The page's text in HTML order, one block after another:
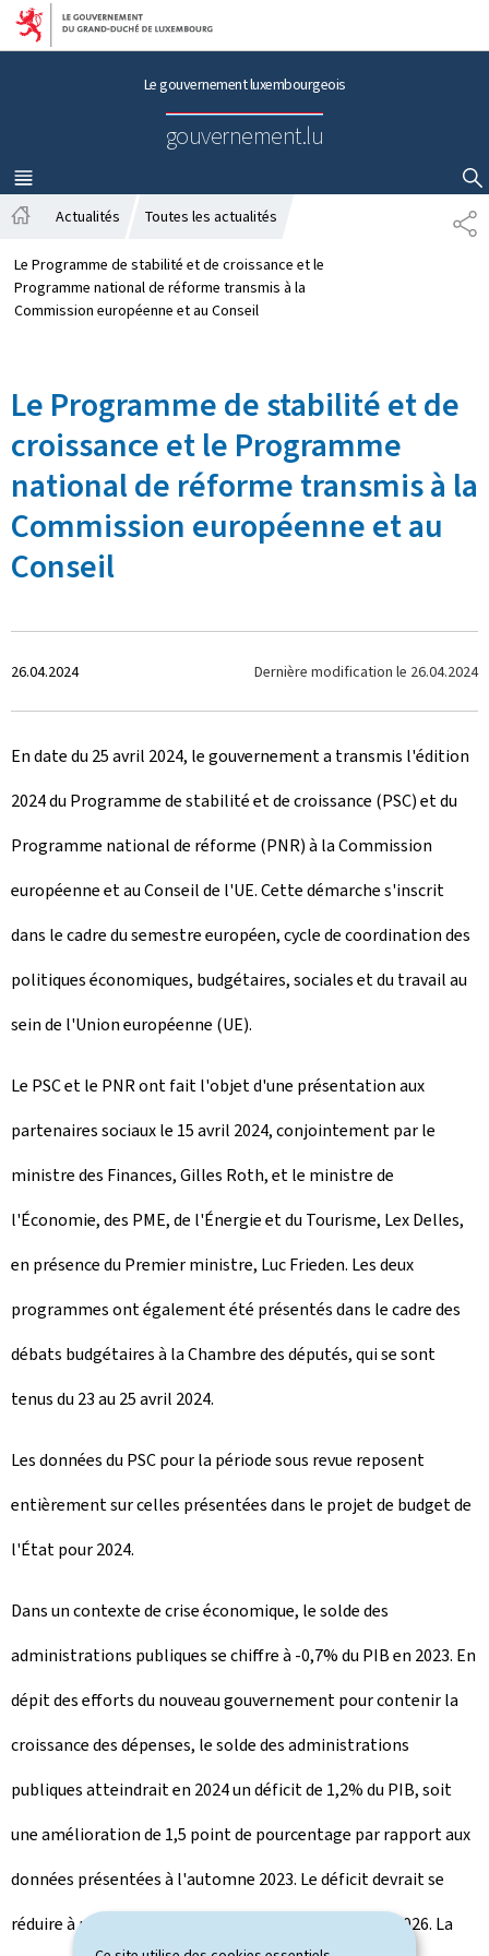
Aller au menu principal
Aller au contenu
Le gouvernement luxembourgeois
gouvernement.lu
MENU
PRINCIPAL
AFFICHER / MASQUER LA RECHERCHE
P
A
c
c
u
Actualités Toutes les actualités
Le Programme de stabilité et de croissance et le
Programme national de réforme transmis à la
Commission européenne et au Conseil
Le Programme de stabilité et de
croissance et le Programme
national de réforme transmis à la
Commission européenne et au
Conseil
C
r
é
e
l
e
26.04.2024 Dernière modification le 26.04.2024
En date du 25 avril 2024, le gouvernement a transmis l'édition
2024 du Programme de stabilité et de croissance (PSC) et du
Programme national de réforme (PNR) à la Commission
européenne et au Conseil de l'UE. Cette démarche s'inscrit
dans le cadre du semestre européen, cycle de coordination des
politiques économiques, budgétaires, sociales et du travail au
sein de l'Union européenne (UE).
Le PSC et le PNR ont fait l'objet d'une présentation aux
partenaires sociaux le 15 avril 2024, conjointement par le
ministre des Finances, Gilles Roth, et le ministre de
l'Économie, des PME, de l'Énergie et du Tourisme, Lex Delles,
en présence du Premier ministre, Luc Frieden. Les deux
programmes ont également été présentés dans le cadre des
débats budgétaires à la Chambre des députés, qui se sont
tenus du 23 au 25 avril 2024.
Les données du PSC pour la période sous revue reposent
entièrement sur celles présentées dans le projet de budget de
l'État pour 2024.
Dans un contexte de crise économique, le solde des
administrations publiques se chiffre à -0,7% du PIB en 2023. En
dépit des efforts du nouveau gouvernement pour contenir la
croissance des dépenses, le solde des administrations
publiques atteindrait en 2024 un déficit de 1,2% du PIB, soit
une amélioration de 1,5 point de pourcentage par rapport aux
données présentées à l'automne 2023. Le déficit devrait se
réduire à moyen terme et passer à -0,9% du PIB dès 2026. La